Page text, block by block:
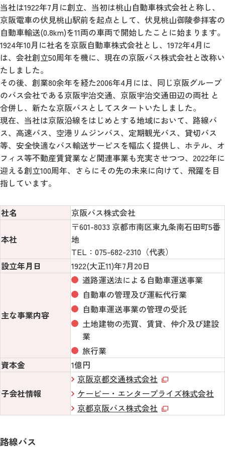
当社は1922年7月に創立、当初は桃山自動車株式会社と称し、
京阪電車の伏見桃山駅前を起点として、伏見桃山御陵参拝客の
自動車輸送(0.8km)を11両の車両で開始したことに始まります。
1924年10月に社名を京阪自動車株式会社とし、1972年4月に
は、会社創立50周年を機に、現在の京阪バス株式会社と改称い
たしました。
その後、創業80余年を経た2006年4月には、同じ京阪グループ
のバス会社である京阪宇治交通、京阪宇治交通田辺の両社 と
合併し、新たな京阪バスとしてスタートいたしました。
現在、当社は京阪沿線をはじめとする地域において、路線バ
ス、高速バス、空港リムジンバス、定期観光バス、貸切バス
等、安全快適なバス輸送サービスを幅広く提供し、ホテル、オ
フィス等不動産賃貸業など関連事業も充実させつつ、2022年に
迎える創立100周年、さらにその先の未来に向けて、飛躍を目
指しています。
社名 京阪バス株式会社
本社
〒601-8033 京都市南区東九条南石田町5番
地
TEL：075-682-2310（代表）
設立年月日
1922(大正11)年7月20日
主な事業内容
道路運送法による自動車運送事業
自動車の管理及び運転代行業
自動車運送事業の管理の受託
土地建物の売買、賃貸、仲介及び建設
業
旅行業
資本金
1億円
子会社情報
京阪京都交通株式会社
ケービー・エンタープライズ株式会社
京都京阪バス株式会社
路線バス